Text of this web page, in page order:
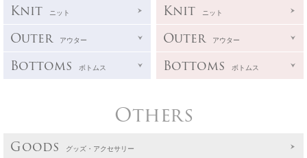
Knit ニット
Outer アウター
Bottoms ボトムス
Knit ニット
Outer アウター
Bottoms ボトムス
Others
Goods グッズ・アクセサリー